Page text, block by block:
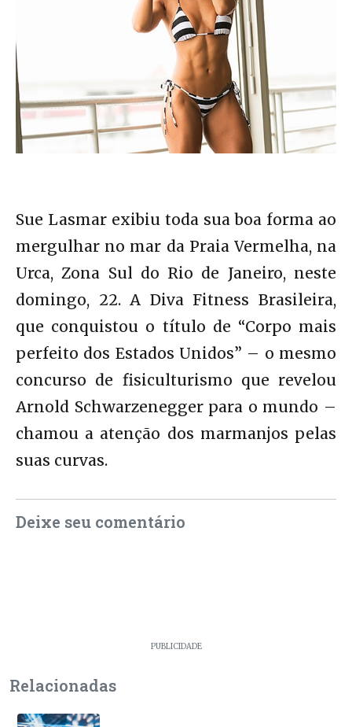
Sue Lasmar exibiu toda sua boa forma ao
mergulhar no mar da Praia Vermelha, na
Urca, Zona Sul do Rio de Janeiro, neste
domingo, 22. A Diva Fitness Brasileira,
que conquistou o título de “Corpo mais
perfeito dos Estados Unidos” – o mesmo
concurso de fisiculturismo que revelou
Arnold Schwarzenegger para o mundo –
chamou a atenção dos marmanjos pelas
suas curvas.
Deixe seu comentário
PUBLICIDADE
Relacionadas